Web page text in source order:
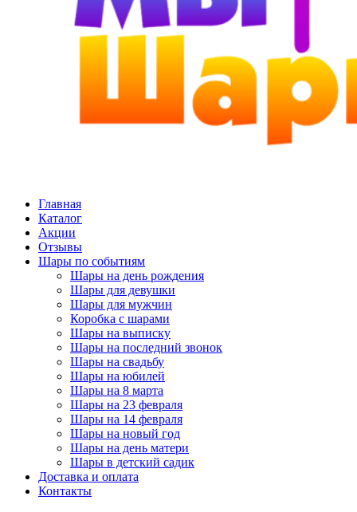
Главная
Каталог
Акции
Отзывы
Шары по событиям
Шары на день рождения
Шары для девушки
Шары для мужчин
Коробка с шарами
Шары на выписку
Шары на последний звонок
Шары на свадьбу
Шары на юбилей
Шары на 8 марта
Шары на 23 февраля
Шары на 14 февраля
Шары на новый год
Шары на день матери
Шары в детский садик
Доставка и оплата
Контакты